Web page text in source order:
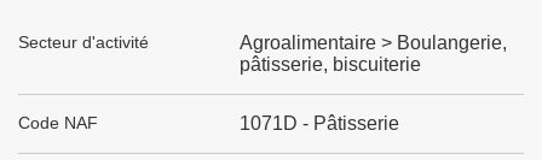
Secteur d'activité
Agroalimentaire > Boulangerie,
pâtisserie, biscuiterie
Code NAF 1071D - Pâtisserie